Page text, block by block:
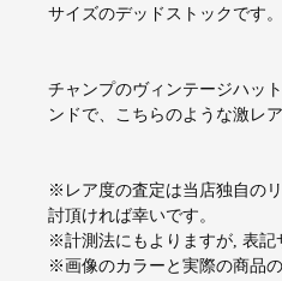
サイズのデッドストックです
チャンプのヴィンテージハッ
ンドで、こちらのような激レ
※レア度の査定は当店独自の
討頂ければ幸いです。
※計測法にもよりますが, 表記
※画像のカラーと実際の商品